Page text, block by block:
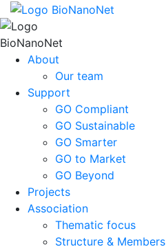
About
Our team
Support
GO Compliant
GO Sustainable
GO Smarter
GO to Market
GO Beyond
Projects
Association
Thematic focus
Structure & Members